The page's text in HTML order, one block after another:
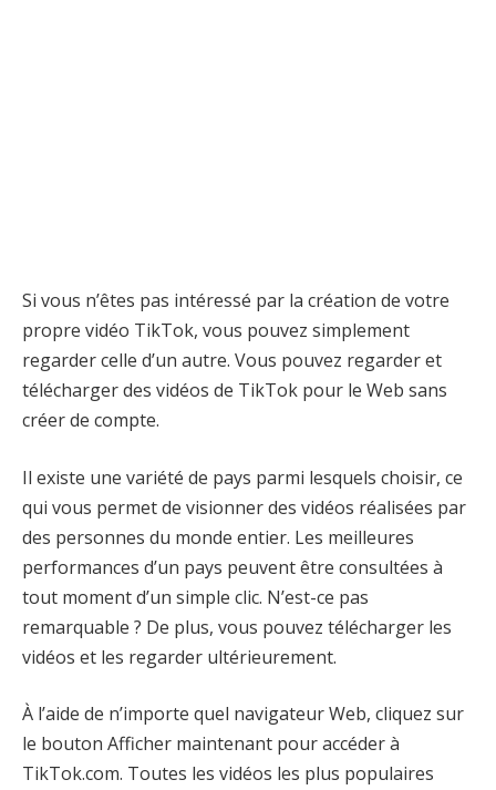
Si vous n’êtes pas intéressé par la création de votre
propre vidéo TikTok, vous pouvez simplement
regarder celle d’un autre. Vous pouvez regarder et
télécharger des vidéos de TikTok pour le Web sans
créer de compte.
Il existe une variété de pays parmi lesquels choisir, ce
qui vous permet de visionner des vidéos réalisées par
des personnes du monde entier. Les meilleures
performances d’un pays peuvent être consultées à
tout moment d’un simple clic. N’est-ce pas
remarquable ? De plus, vous pouvez télécharger les
vidéos et les regarder ultérieurement.
À l’aide de n’importe quel navigateur Web, cliquez sur
le bouton Afficher maintenant pour accéder à
TikTok.com. Toutes les vidéos les plus populaires